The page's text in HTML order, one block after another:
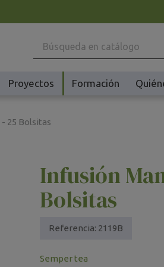
y Gofreras
Proyectos Formación
25 Bolsitas
Infusión
Bolsitas
Referencia: 2119B
Semper tea